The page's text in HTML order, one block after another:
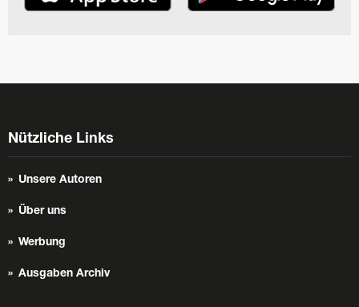
Nützliche Links
Unsere Autoren
Über uns
Werbung
Ausgaben Archiv